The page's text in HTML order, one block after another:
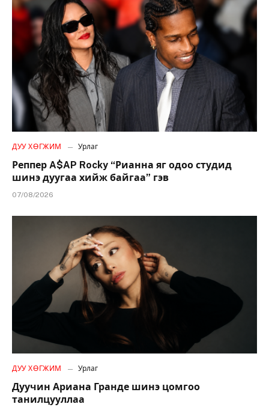
ДУУ ХӨГЖИМ Урлаг
Реппер A$AP Rocky “Рианна яг одоо студид
шинэ дуугаа хийж байгаа” гэв
07/08/2026
ДУУ ХӨГЖИМ Урлаг
Дуучин Ариана Гранде шинэ цомгоо
танилцууллаа